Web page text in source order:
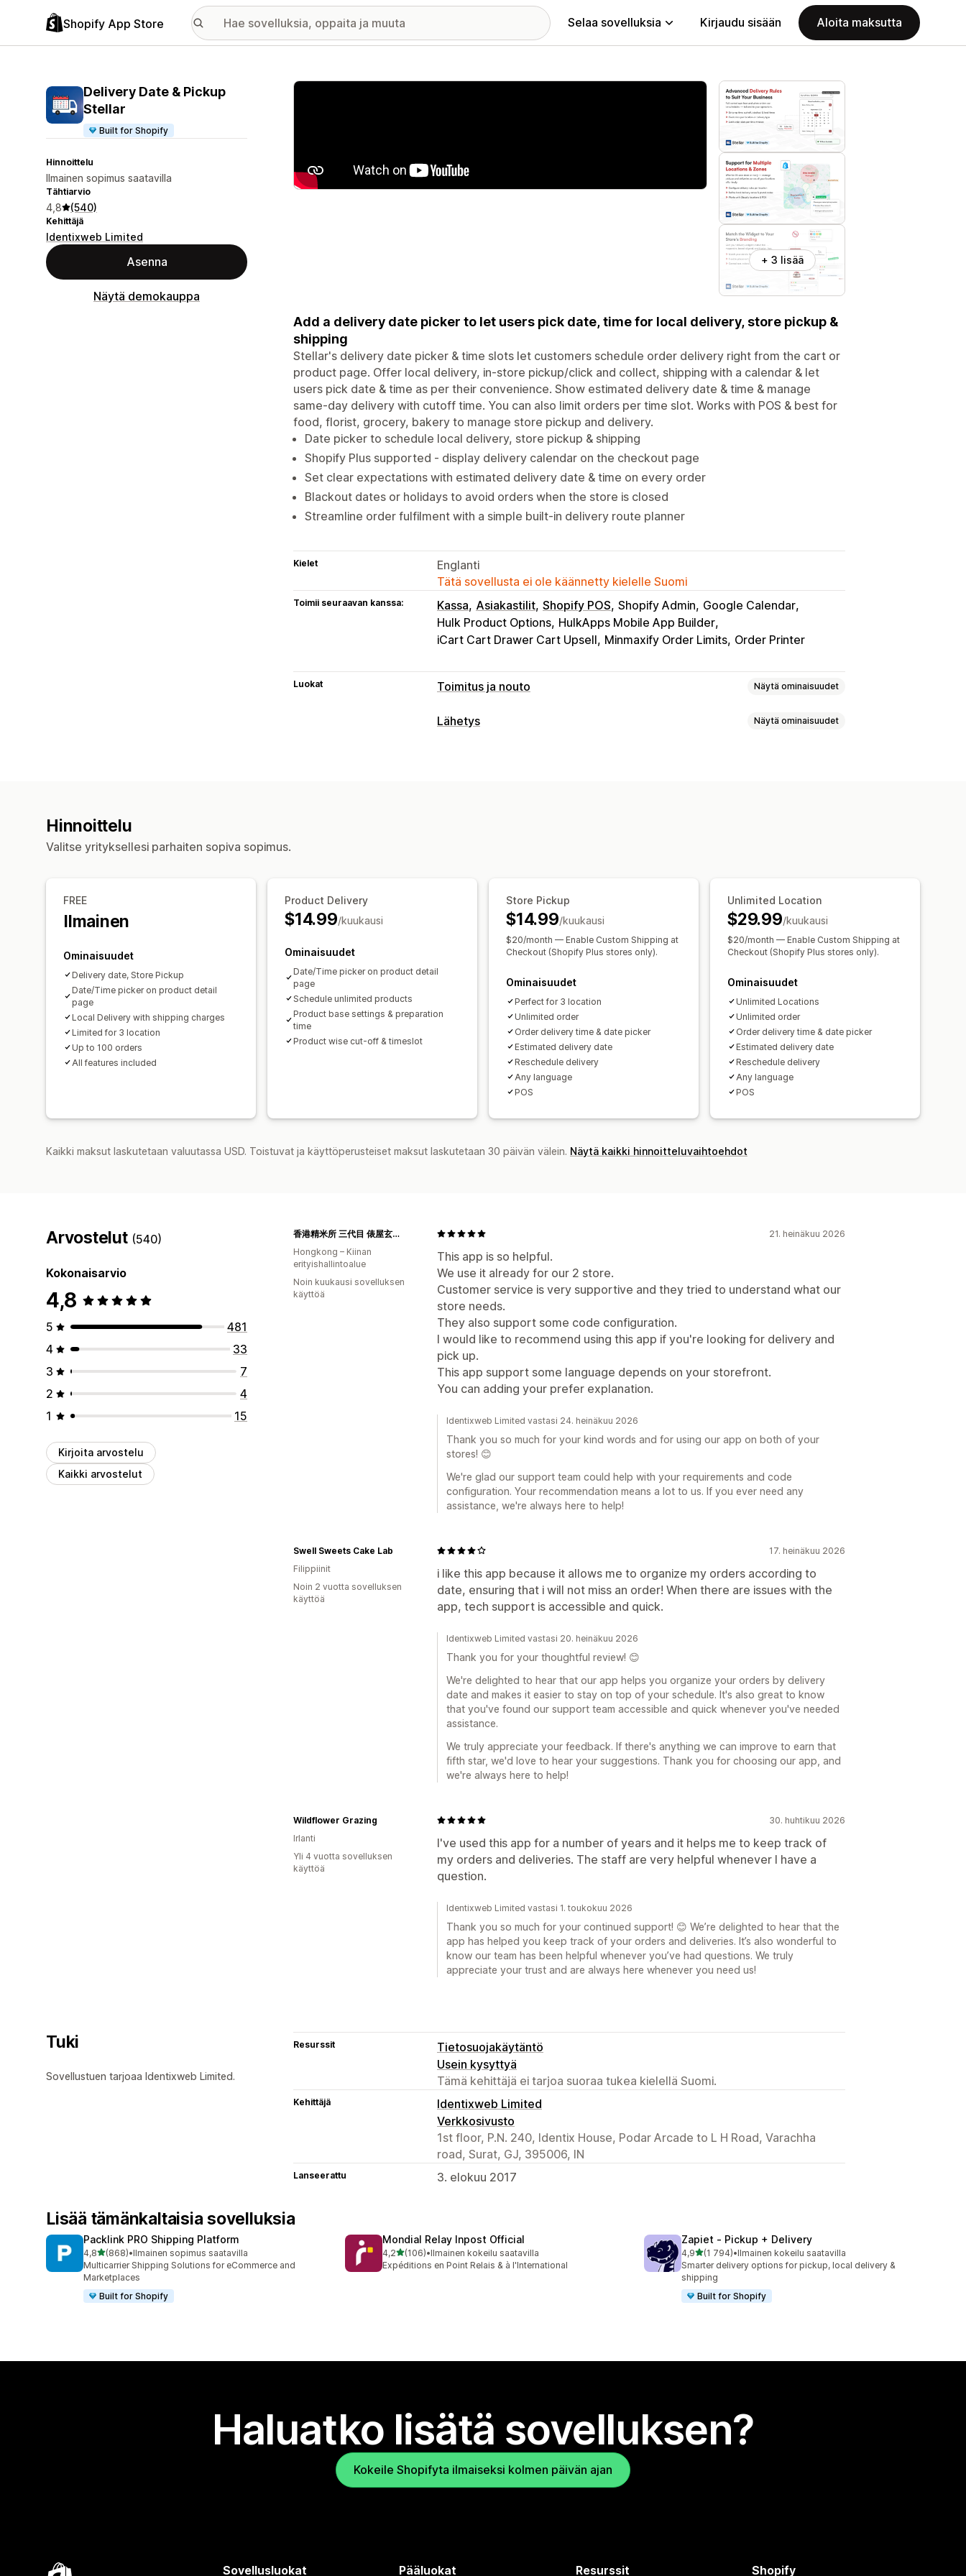
Shopify App Store Selaa sovelluksia Kirjaudu sisään Aloita maksutta
Delivery Date & Pickup
Stellar
Built for Shopify
Hinnoittelu
Ilmainen sopimus saatavilla
Tähtiarvio
4,8 (540)
Kehittäjä
Identixweb Limited
Asenna
Näytä demokauppa
Esittelykuvagalleria
+ 3 lisää
Add a delivery date picker to let users pick date, time for local delivery, store pickup &
shipping
Stellar's delivery date picker & time slots let customers schedule order delivery right from the cart or
product page. Offer local delivery, in-store pickup/click and collect, shipping with a calendar & let
users pick date & time as per their convenience. Show estimated delivery date & time & manage
same-day delivery with cutoff time. You can also limit orders per time slot. Works with POS & best for
food, florist, grocery, bakery to manage store pickup and delivery.
Date picker to schedule local delivery, store pickup & shipping
Shopify Plus supported - display delivery calendar on the checkout page
Set clear expectations with estimated delivery date & time on every order
Blackout dates or holidays to avoid orders when the store is closed
Streamline order fulfilment with a simple built-in delivery route planner
Kielet
Englanti
Tätä sovellusta ei ole käännetty kielelle Suomi
Toimii seuraavan kanssa: Kassa Asiakastilit Shopify POS Shopify Admin Google Calendar
Hulk Product Options HulkApps Mobile App Builder
iCart Cart Drawer Cart Upsell Minmaxify Order Limits Order Printer
Luokat Toimitus ja nouto Näytä ominaisuudet
Toimitusvaihtoehdot
Toimituskartta Sähköposti-ilmoitukset
Todiste toimituksesta
Reitin optimointi
Lähetys Näytä ominaisuudet
Hinnoittelu
Valitse yrityksellesi parhaiten sopiva sopimus.
FREE
Ilmainen
Ominaisuudet
Delivery date, Store Pickup
Date/Time picker on product detail
page
Local Delivery with shipping charges
Limited for 3 location
Up to 100 orders
All features included
Product Delivery
$14.99/kuukausi
Ominaisuudet
Date/Time picker on product detail
page
Schedule unlimited products
Product base settings & preparation
time
Product wise cut-off & timeslot
Store Pickup
$14.99/kuukausi
$20/month — Enable Custom Shipping at
Checkout (Shopify Plus stores only).
Ominaisuudet
Perfect for 3 location
Unlimited order
Order delivery time & date picker
Estimated delivery date
Reschedule delivery
Any language
POS
Unlimited Location
$29.99/kuukausi
$20/month — Enable Custom Shipping at
Checkout (Shopify Plus stores only).
Ominaisuudet
Unlimited Locations
Unlimited order
Order delivery time & date picker
Estimated delivery date
Reschedule delivery
Any language
POS
Kaikki maksut laskutetaan valuutassa USD. Toistuvat ja käyttöperusteiset maksut laskutetaan 30 päivän välein. Näytä kaikki hinnoitteluvaihtoehdot
Arvostelut (540)
Kokonaisarvio
4,8
5
481
4
33
3
7
2
4
1
15
Kirjoita arvostelu
Kaikki arvostelut
21. heinäkuu 2026
This app is so helpful.
We use it already for our 2 store.
Customer service is very supportive and they tried to understand what our
store needs.
They also support some code configuration.
I would like to recommend using this app if you're looking for delivery and
pick up.
This app support some language depends on your storefront.
You can adding your prefer explanation.
香港精米所 三代目 俵屋玄兵衛
Hongkong – Kiinan
erityishallintoalue
Noin kuukausi sovelluksen
käyttöä
Identixweb Limited vastasi 24. heinäkuu 2026
Thank you so much for your kind words and for using our app on both of your
stores! 😊
We're glad our support team could help with your requirements and code
configuration. Your recommendation means a lot to us. If you ever need any
assistance, we're always here to help!
17. heinäkuu 2026
i like this app because it allows me to organize my orders according to
date, ensuring that i will not miss an order! When there are issues with the
app, tech support is accessible and quick.
Swell Sweets Cake Lab
Filippiinit
Noin 2 vuotta sovelluksen
käyttöä
Identixweb Limited vastasi 20. heinäkuu 2026
Thank you for your thoughtful review! 😊
We're delighted to hear that our app helps you organize your orders by delivery
date and makes it easier to stay on top of your schedule. It's also great to know
that you've found our support team accessible and quick whenever you've needed
assistance.
We truly appreciate your feedback. If there's anything we can improve to earn that
fifth star, we'd love to hear your suggestions. Thank you for choosing our app, and
we're always here to help!
30. huhtikuu 2026
I've used this app for a number of years and it helps me to keep track of
my orders and deliveries. The staff are very helpful whenever I have a
question.
Wildflower Grazing
Irlanti
Yli 4 vuotta sovelluksen
käyttöä
Identixweb Limited vastasi 1. toukokuu 2026
Thank you so much for your continued support! 😊 We’re delighted to hear that the
app has helped you keep track of your orders and deliveries. It’s also wonderful to
know our team has been helpful whenever you’ve had questions. We truly
appreciate your trust and are always here whenever you need us!
Tuki
Sovellustuen tarjoaa Identixweb Limited.
Resurssit
Tietosuojakäytäntö
Usein kysyttyä
Tämä kehittäjä ei tarjoa suoraa tukea kielellä Suomi.
Kehittäjä
Identixweb Limited
Verkkosivusto
1st floor, P.N. 240, Identix House, Podar Arcade to L H Road, Varachha
road, Surat, GJ, 395006, IN
Lanseerattu 3. elokuu 2017
Lisää tämänkaltaisia sovelluksia
Packlink PRO Shipping Platform
4,8/ 5 tähteä
(868)
868 arvostelua yhteensä
•Ilmainen sopimus saatavilla
Multicarrier Shipping Solutions for eCommerce and
Marketplaces
Built for Shopify
Mondial Relay Inpost Official
4,2/ 5 tähteä
(106)
106 arvostelua yhteensä
•Ilmainen kokeilu saatavilla
Expéditions en Point Relais & à l'International
Zapiet ‑ Pickup + Delivery
4,9/ 5 tähteä
(1 794)
1794 arvostelua yhteensä
•Ilmainen kokeilu saatavilla
Smarter delivery options for pickup, local delivery &
shipping
Built for Shopify
Haluatko lisätä sovelluksen?
Kokeile Shopifyta ilmaiseksi kolmen päivän ajan
Sovellusluokat Pääluokat Resurssit Shopify